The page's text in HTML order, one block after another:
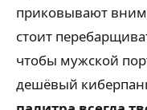
приковывают
стоит
чтобы мужской
дешёвый